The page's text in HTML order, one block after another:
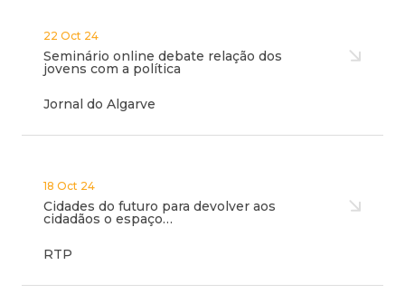
22 Oct 24
Seminário online debate relação dos
jovens com a política
Jornal do Algarve
18 Oct 24
Cidades do futuro para devolver aos
cidadãos o espaço…
RTP